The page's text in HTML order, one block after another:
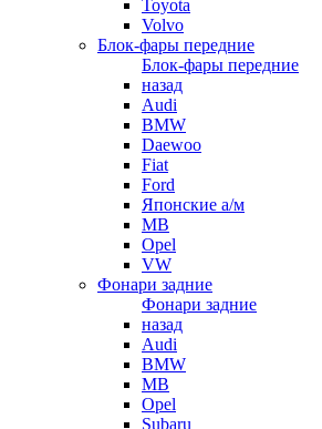
Toyota
Volvo
Блок-фары передние
Блок-фары передние
назад
Audi
BMW
Daewoo
Fiat
Ford
Японские а/м
MB
Opel
VW
Фонари задние
Фонари задние
назад
Audi
BMW
MB
Opel
Subaru